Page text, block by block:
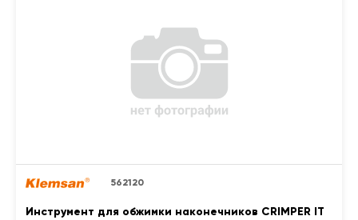
562120
Инструмент для обжимки наконечников CRIMPER IT